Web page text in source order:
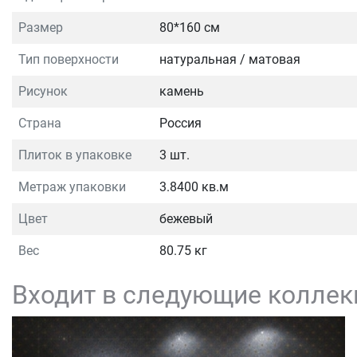
Размер 80*160 см
Тип поверхности натуральная / матовая
Рисунок камень
Страна Россия
Плиток в упаковке 3 шт.
Метраж упаковки 3.8400 кв.м
Цвет бежевый
Вес 80.75 кг
Входит в следующие